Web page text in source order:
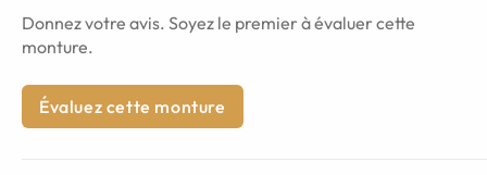
Donnez votre avis. Soyez le premier à évaluer cette
monture.
Évaluez cette monture